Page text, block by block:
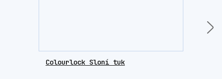
Colourlock Sloní tuk